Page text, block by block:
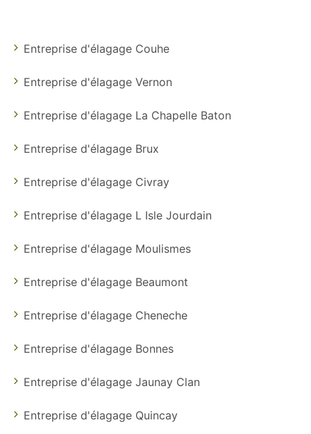
Entreprise d'élagage Couhe
Entreprise d'élagage Vernon
Entreprise d'élagage La Chapelle Baton
Entreprise d'élagage Brux
Entreprise d'élagage Civray
Entreprise d'élagage L Isle Jourdain
Entreprise d'élagage Moulismes
Entreprise d'élagage Beaumont
Entreprise d'élagage Cheneche
Entreprise d'élagage Bonnes
Entreprise d'élagage Jaunay Clan
Entreprise d'élagage Quincay